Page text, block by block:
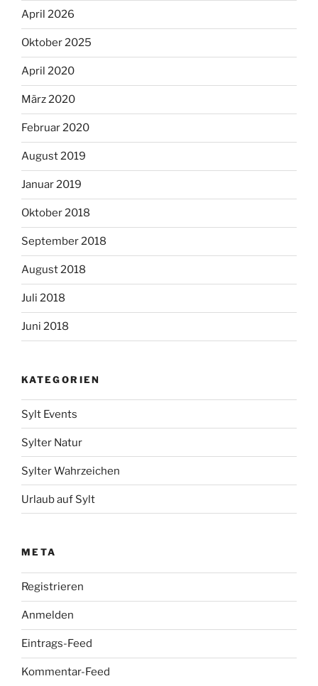
April 2026
Oktober 2025
April 2020
März 2020
Februar 2020
August 2019
Januar 2019
Oktober 2018
September 2018
August 2018
Juli 2018
Juni 2018
KATEGORIEN
Sylt Events
Sylter Natur
Sylter Wahrzeichen
Urlaub auf Sylt
META
Registrieren
Anmelden
Eintrags-Feed
Kommentar-Feed